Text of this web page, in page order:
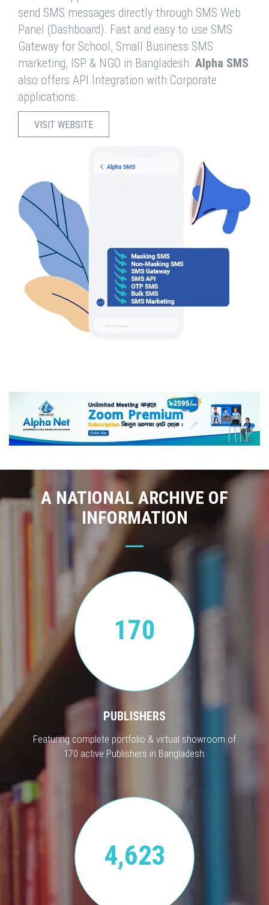
send SMS messages directly through SMS Web
Panel (Dashboard). Fast and easy to use SMS
Gateway for School, Small Business SMS
marketing, ISP & NGO in Bangladesh. Alpha SMS
also offers API Integration with Corporate
applications.
VISIT WEBSITE
A NATIONAL ARCHIVE OF
INFORMATION
170
PUBLISHERS
Featuring complete portfolio & virtual showroom of
170 active Publishers in Bangladesh.
4,623